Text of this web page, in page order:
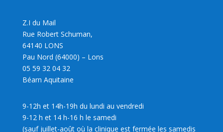
Z.I du Mail
Rue Robert Schuman,
64140 LONS
Pau Nord (64000) – Lons
05 59 32 04 32
Béarn Aquitaine
9-12h et 14h-19h du lundi au vendredi
9-12 h et 14 h-16 h le samedi
(sauf juillet-août où la clinique est fermée les samedis